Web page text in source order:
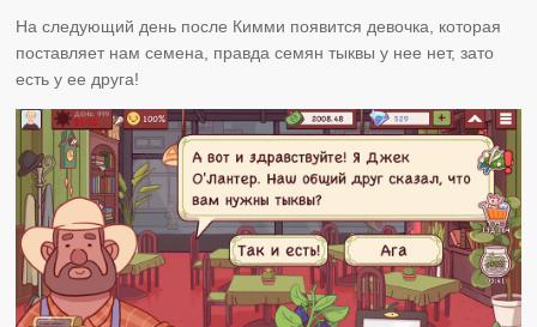
На следующий день после Кимми появится девочка, которая
поставляет нам семена, правда семян тыквы у нее нет, зато
есть у ее друга!